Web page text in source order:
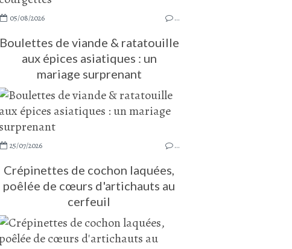
05/08/2026 …
Boulettes de viande & ratatouille
aux épices asiatiques : un
mariage surprenant
25/07/2026 …
Crépinettes de cochon laquées,
poêlée de cœurs d'artichauts au
cerfeuil